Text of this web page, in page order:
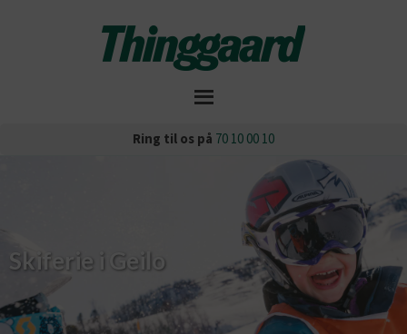
Ring til os på 70 10 00 10
Skiferie i Geilo